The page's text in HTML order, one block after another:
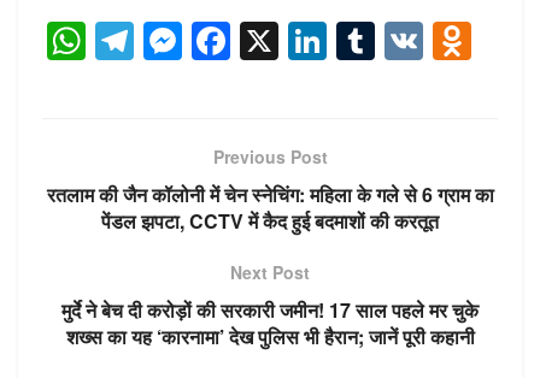
W
h
A
p
T
el
a
m
M
e
n
g
F
a
e
b
o
o
k
X Li
n
dI
n
T
u
r
V
K
kl
ni
ki
Previous Post
रतलाम की जैन कॉलोनी में चेन स्नेचिंग: महिला के गले से 6 ग्राम का
पेंडल झपटा, CCTV में कैद हुई बदमाशों की करतूत
Next Post
मुर्दे ने बेच दी करोड़ों की सरकारी जमीन! 17 साल पहले मर चुके
शख्स का यह ‘कारनामा’ देख पुलिस भी हैरान; जानें पूरी कहानी